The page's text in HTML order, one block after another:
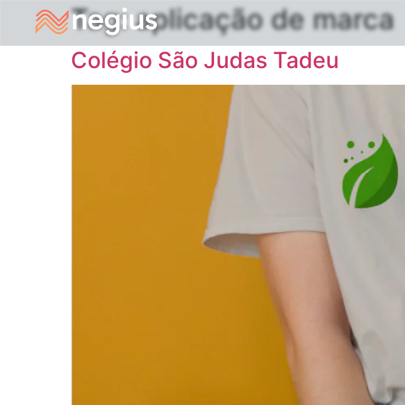
Tag:aplicação de marca
Colégio São Judas Tadeu